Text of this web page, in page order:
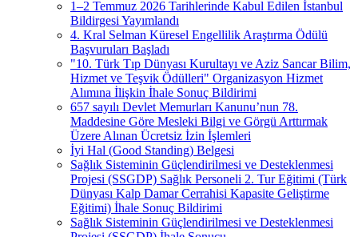
1–2 Temmuz 2026 Tarihlerinde Kabul Edilen İstanbul
Bildirgesi Yayımlandı
4. Kral Selman Küresel Engellilik Araştırma Ödülü
Başvuruları Başladı
"10. Türk Tıp Dünyası Kurultayı ve Aziz Sancar Bilim,
Hizmet ve Teşvik Ödülleri" Organizasyon Hizmet
Alımına İlişkin İhale Sonuç Bildirimi
657 sayılı Devlet Memurları Kanunu’nun 78.
Maddesine Göre Mesleki Bilgi ve Görgü Arttırmak
Üzere Alınan Ücretsiz İzin İşlemleri
İyi Hal (Good Standing) Belgesi
Sağlık Sisteminin Güçlendirilmesi ve Desteklenmesi
Projesi (SSGDP) Sağlık Personeli 2. Tur Eğitimi (Türk
Dünyası Kalp Damar Cerrahisi Kapasite Geliştirme
Eğitimi) İhale Sonuç Bildirimi
Sağlık Sisteminin Güçlendirilmesi ve Desteklenmesi